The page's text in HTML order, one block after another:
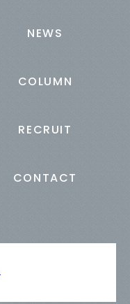
NEWS
COLUMN
RECRUIT
CONTACT